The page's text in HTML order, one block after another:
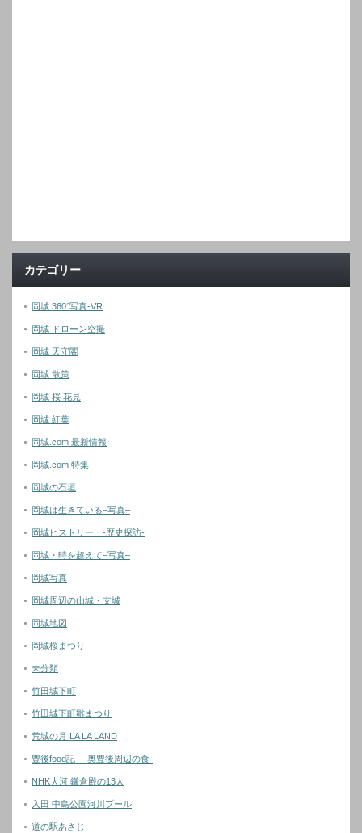
カテゴリー
岡城 360°写真-VR
岡城 ドローン空撮
岡城 天守閣
岡城 散策
岡城 桜 花見
岡城 紅葉
岡城.com 最新情報
岡城.com 特集
岡城の石垣
岡城は生きている–写真–
岡城ヒストリー -歴史探訪-
岡城・時を超えて–写真–
岡城写真
岡城周辺の山城・支城
岡城地図
岡城桜まつり
未分類
竹田城下町
竹田城下町雛まつり
荒城の月 LA LA LAND
豊後food記 -奥豊後周辺の食-
NHK大河 鎌倉殿の13人
入田 中島公園河川プール
道の駅あさじ